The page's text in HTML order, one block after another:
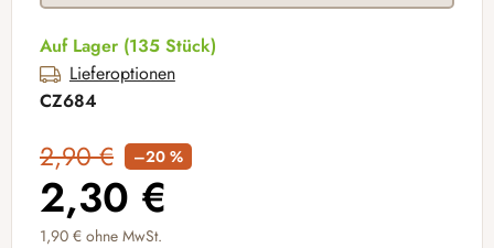
Auf Lager (135 Stück)
Lieferoptionen
CZ684
2,90 € –20 %
2,30 €
1,90 € ohne MwSt.